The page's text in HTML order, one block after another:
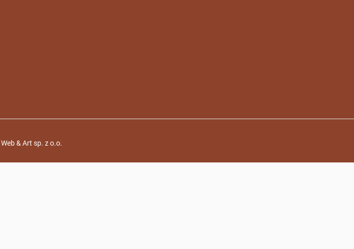
Web & Art sp. z o.o.